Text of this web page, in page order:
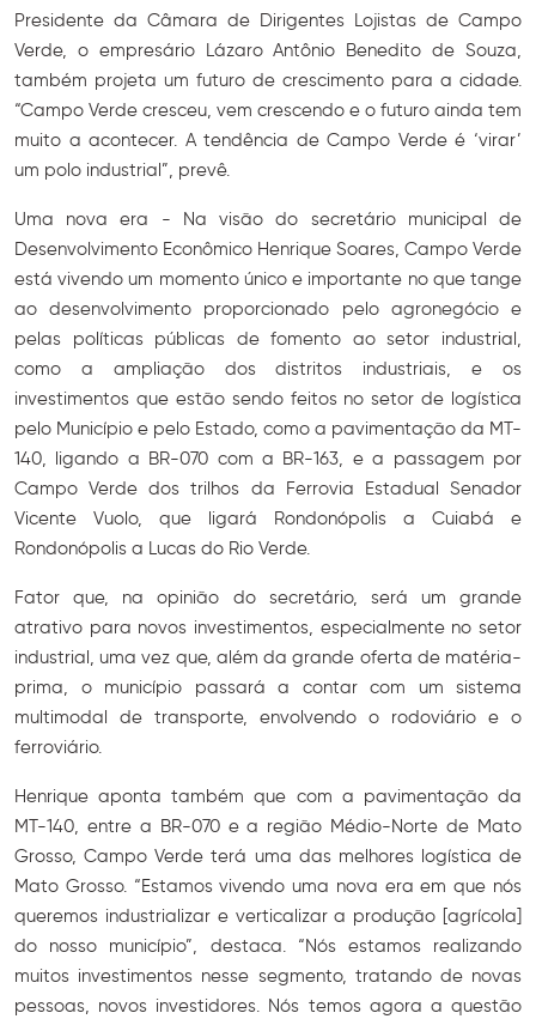
Presidente da Câmara de Dirigentes Lojistas de Campo
Verde, o empresário Lázaro Antônio Benedito de Souza,
também projeta um futuro de crescimento para a cidade.
“Campo Verde cresceu, vem crescendo e o futuro ainda tem
muito a acontecer. A tendência de Campo Verde é ‘virar’
um polo industrial”, prevê.
Uma nova era - Na visão do secretário municipal de
Desenvolvimento Econômico Henrique Soares, Campo Verde
está vivendo um momento único e importante no que tange
ao desenvolvimento proporcionado pelo agronegócio e
pelas políticas públicas de fomento ao setor industrial,
como a ampliação dos distritos industriais, e os
investimentos que estão sendo feitos no setor de logística
pelo Município e pelo Estado, como a pavimentação da MT-
140, ligando a BR-070 com a BR-163, e a passagem por
Campo Verde dos trilhos da Ferrovia Estadual Senador
Vicente Vuolo, que ligará Rondonópolis a Cuiabá e
Rondonópolis a Lucas do Rio Verde.
Fator que, na opinião do secretário, será um grande
atrativo para novos investimentos, especialmente no setor
industrial, uma vez que, além da grande oferta de matéria-
prima, o município passará a contar com um sistema
multimodal de transporte, envolvendo o rodoviário e o
ferroviário.
Henrique aponta também que com a pavimentação da
MT-140, entre a BR-070 e a região Médio-Norte de Mato
Grosso, Campo Verde terá uma das melhores logística de
Mato Grosso. “Estamos vivendo uma nova era em que nós
queremos industrializar e verticalizar a produção [agrícola]
do nosso município”, destaca. “Nós estamos realizando
muitos investimentos nesse segmento, tratando de novas
pessoas, novos investidores. Nós temos agora a questão